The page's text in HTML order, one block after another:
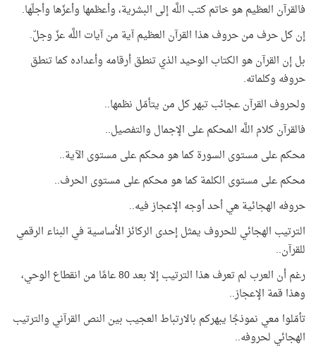
فالقرآن العظيم هو خاتم كتب اللَّه إلى البشرية، وأعظمها وأعزّها وأجلّها.
إن كل حرف من حروف هذا القرآن العظيم آية من آيات اللَّه عزّ وجلّ.
بل إن القرآن هو الكتاب الوحيد الذي تنطق أرقامه وأعداده كما تنطق
حروفه وكلماته.
ولحروف القرآن عجائب تبهر كل من يتأمّل نظمها..
فالقرآن كلام اللَّه المحكم على الإجمال والتفصيل..
محكم على مستوى السورة كما هو محكم على مستوى الآية..
محكم على مستوى الكلمة كما هو محكم على مستوى الحرف..
حروفه الهجائية هي أحد أوجه الإعجاز فيه..
الترتيب الهجائي للحروف يمثل إحدى الركائز الأساسية في البناء الرقمي
للقرآن..
رغم أن العرب لم تعرف هذا الترتيب إلا بعد 80 عامًا من انقطاع الوحي،
وهذا قمة الإعجاز..
تأمّلوا معي نموذجًا يبهركم بالارتباط العجيب بين النص القرآني والترتيب
الهجائي لحروفه..